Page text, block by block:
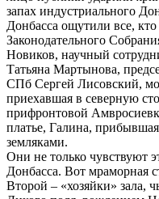
запах индустриального
Донбасса ощутили все,
Законодательного
Новиков, научный
Татьяна Мартынова,
СПб Сергей Лисовский,
приехавшая в северную
прифронтовой
платье, Галина,
земляками.
Они не только чувствуют
Донбасса. Вот мраморная
Второй – «хозяйки» зала,